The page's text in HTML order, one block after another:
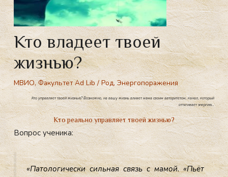
Кто владеет твоей
жизнью?
МВИО,Факультет Ad Lib/Род,Энергопоражения
Кто управляет твоей жизнью? Возможно, на вашу жизнь влияет мама своим авторитетом, канал, который
оттягивает энергию…
Кто реально управляет твоей жизнью?
Вопрос ученика:
«Па­толо­гичес­ки силь­ная связь с ма­мой. «Пь­ёт